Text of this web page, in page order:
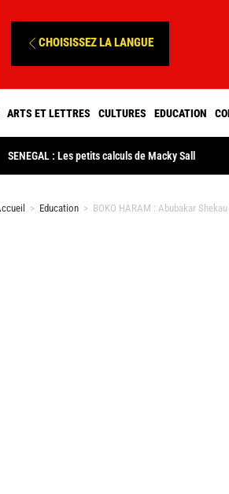
CHOISISSEZ LA LANGUE
ARTS ET LETTRES CULTURES EDUCATION
SENEGAL : Les petits calculs de Macky Sall
> Education > BOKO HARAM : Abubakar